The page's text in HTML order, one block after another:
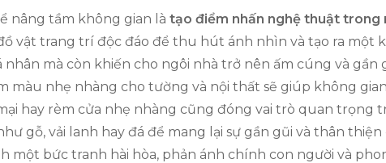
nâng tầm không gian là tạo điểm nhấn nghệ thuật trong
vật trang trí độc đáo để thu hút ánh nhìn và tạo ra một
mà còn khiến cho ngôi nhà trở nên ấm cúng và gần
màu nhẹ nhàng cho tường và nội thất sẽ giúp không
hay rèm cửa nhẹ nhàng cũng đóng vai trò quan trọng
gỗ, vải lanh hay đá để mang lại sự gần gũi và thân
một bức tranh hài hòa, phản ánh chính con người và